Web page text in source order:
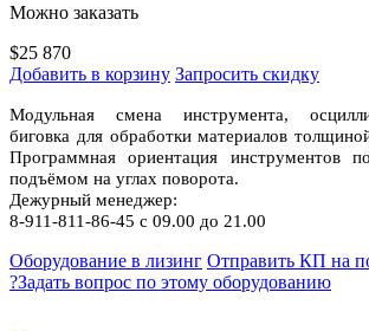
Можно заказать
$25 870
Добавить в корзину Запросить скидку
Модульная смена инструмента,
биговка для обработки материалов
Программная ориентация инструментов
подъёмом на углах поворота.
Дежурный менеджер:
8-911-811-86-45 с 09.00 до 21.00
Оборудование в лизинг Отправить КП на
?Задать вопрос по этому оборудованию